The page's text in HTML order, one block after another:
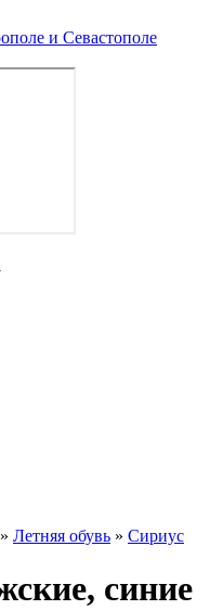
» Летняя обувь » Сириус
синие